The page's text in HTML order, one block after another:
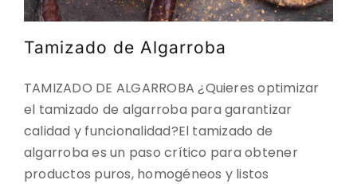
Tamizado de Algarroba
TAMIZADO DE ALGARROBA ¿Quieres optimizar
el tamizado de algarroba para garantizar
calidad y funcionalidad?El tamizado de
algarroba es un paso crítico para obtener
productos puros, homogéneos y listos